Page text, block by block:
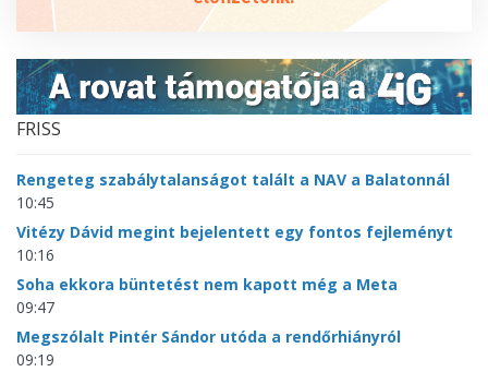
FRISS
Rengeteg szabálytalanságot talált a NAV a Balatonnál
10:45
Vitézy Dávid megint bejelentett egy fontos fejleményt
10:16
Soha ekkora büntetést nem kapott még a Meta
09:47
Megszólalt Pintér Sándor utóda a rendőrhiányról
09:19